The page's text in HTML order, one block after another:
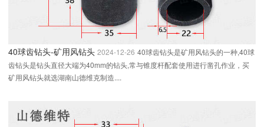
40球齿钻头-矿用风钻头 2024-12-26 40球齿钻头是矿用风钻头的一种,40球
齿钻头是钻头直径大端为40mm的钻头,常与锥度杆配套使用进行凿孔作业，买
矿用风钻头就选湖南山德维克制造....